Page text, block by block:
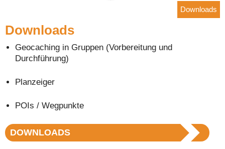
Downloads
Downloads
Geocaching in Gruppen (Vorbereitung und
Durchführung)
Planzeiger
POIs / Wegpunkte
DOWNLOADS